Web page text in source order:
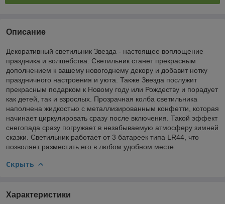
Описание
Декоративный светильник Звезда - настоящее воплощение
праздника и волшебства. Светильник станет прекрасным
дополнением к вашему новогоднему декору и добавит нотку
праздничного настроения и уюта. Также Звезда послужит
прекрасным подарком к Новому году или Рождеству и порадует
как детей, так и взрослых. Прозрачная колба светильника
наполнена жидкостью с металлизированным конфетти, которая
начинает циркулировать сразу после включения. Такой эффект
снегопада сразу погружает в незабываемую атмосферу зимней
сказки. Светильник работает от 3 батареек типа LR44, что
позволяет разместить его в любом удобном месте.
Скрыть
Характеристики